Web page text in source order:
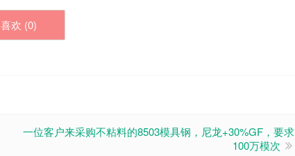
喜欢 (0)
一位客户来采购不粘料的8503模具钢，尼龙+30%GF，要求
100万模次